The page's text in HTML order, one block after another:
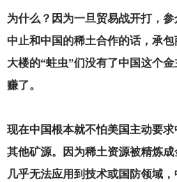
为什么？因为一旦贸易战开打，
中止和中国的稀土合作的话，承
大楼的“蛀虫”们没有了中国这个
赚了。
现在中国根本就不怕美国主动要
其他矿源。因为稀土资源被精炼
几乎无法应用到技术或国防领域